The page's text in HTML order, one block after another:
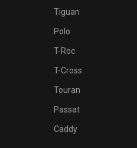
Tiguan
Polo
T-Roc
T-Cross
Touran
Passat
Caddy